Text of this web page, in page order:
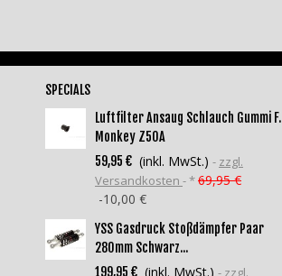
SPECIALS
Luftfilter Ansaug Schlauch Gummi F.
Monkey Z50A
59,95 € (inkl. MwSt.)
zzgl.
Versandkosten
*69,95 €
-10,00 €
YSS Gasdruck Stoßdämpfer Paar
280mm Schwarz...
199,95 € (inkl. MwSt.)
zzgl.